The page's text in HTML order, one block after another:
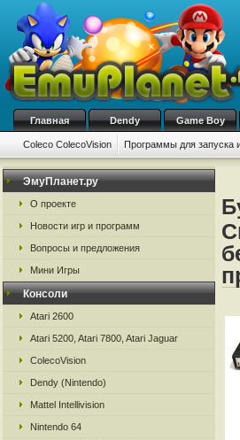
Главная Dendy Game Boy
Coleco ColecoVision Программы для запуска
ЭмуПланет.ру
О проекте
Новости игр и программ
Вопросы и предложения
Мини Игры
Консоли
Atari 2600
Atari 5200, Atari 7800, Atari Jaguar
ColecoVision
Dendy (Nintendo)
Mattel Intellivision
Nintendo 64